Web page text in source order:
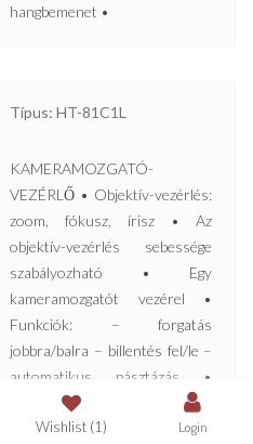
hangbemenet •
Típus: HT-81C1L
KAMERAMOZGATÓ-
VEZÉRLŐ • Objektív-vezérlés:
zoom, fókusz, írisz • Az
objektív-vezérlés sebessége
szabályozható • Egy
kameramozgatót vezérel •
Funkciók: – forgatás
jobbra/balra – billentés fel/le –
automatikus pásztázás •
Tápfeszültség: 230V AC •
Kimenő feszültség: 24V AC •
Wishlist (1) Login